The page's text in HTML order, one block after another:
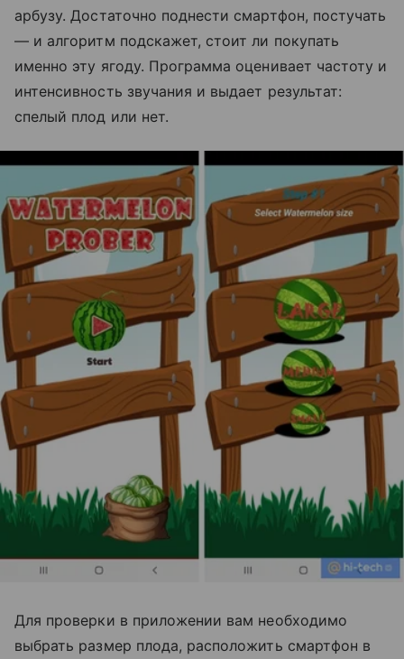
арбузу. Достаточно поднести смартфон, постучать
— и алгоритм подскажет, стоит ли покупать
именно эту ягоду. Программа оценивает частоту и
интенсивность звучания и выдает результат:
спелый плод или нет.
Для проверки в приложении вам необходимо
выбрать размер плода, расположить смартфон в